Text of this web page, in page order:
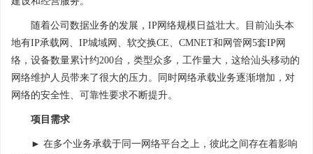
随着公司数据业务的发展，IP网络规模日益壮大。目前汕头本
地有IP承载网、IP城域网、软交换CE、CMNET和网管网5套IP网
络，设备数量累计约200台，类型众多，工作量大，这给汕头移动的
网络维护人员带来了很大的压力。同时网络承载业务逐渐增加，对
网络的安全性、可靠性要求不断提升。
项目需求
► 在多个业务承载于同一网络平台之上，彼此之间存在着影响